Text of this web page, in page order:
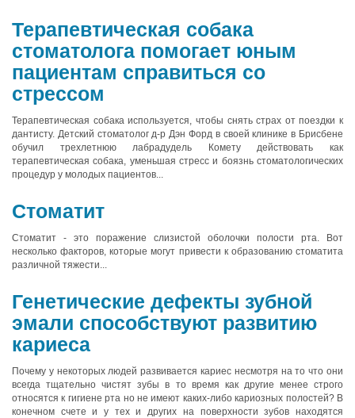
Терапевтическая собака
стоматолога помогает юным
пациентам справиться со
стрессом
Терапевтическая собака используется, чтобы снять страх от поездки к
дантисту. Детский стоматолог д-р Дэн Форд в своей клинике в Брисбене
обучил трехлетнюю лабрадудель Комету действовать как
терапевтическая собака, уменьшая стресс и боязнь стоматологических
процедур у молодых пациентов...
Стоматит
Стоматит - это поражение слизистой оболочки полости рта. Вот
несколько факторов, которые могут привести к образованию стоматита
различной тяжести...
Генетические дефекты зубной
эмали способствуют развитию
кариеса
Почему у некоторых людей развивается кариес несмотря на то что они
всегда тщательно чистят зубы в то время как другие менее строго
относятся к гигиене рта но не имеют каких-либо кариозных полостей? В
конечном счете и у тех и других на поверхности зубов находятся